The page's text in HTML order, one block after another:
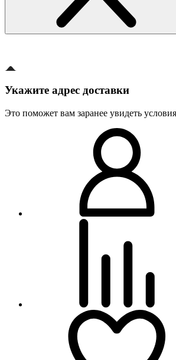
Укажите адрес доставки
Это поможет вам заранее увидеть